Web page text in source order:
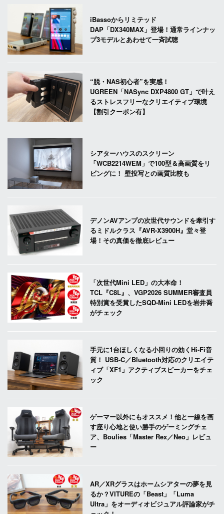
iBassoからリミテッド
DAP「DX340MAX」登場！通常ラインナッ
プ3モデルとあわせて一斉試聴
“脱・NAS初心者”を実感！
UGREEN「NASync DXP4800 GT」で叶え
るストレスフリーなクリエイティブ環境
【割引クーポン有】
シアターハウスのスクリーン
「WCB2214WEM」で100型＆高画質をリ
ビングに！ 壁投写との画質比較も
デノンAVアンプの次世代サウンドを牽引す
るミドルクラス『AVR-X3900H』堂々登
場！その真価を徹底レビュー
「次世代Mini LED」の大本命！
TCL『C8L』、VGP2026 SUMMER審査員
特別賞を受賞したSQD-Mini LEDを岩井喬
がチェック
手元に1台ほしくなる小回りの効くHi-Fi音
質！ USB-C／Bluetooth対応のクリエイテ
ィブ「XF1」アクティブスピーカーをチェ
ック
ゲーマー以外にもオススメ！他と一線を画
す座り心地と使い勝手のゲーミングチェ
ア、Boulies「Master Rex／Neo」レビュ
ー
AR／XRグラスはホームシアターの夢を見
るか？VITUREの「Beast」「Luma
Ultra」をオーディオビジュアル評論家がチ